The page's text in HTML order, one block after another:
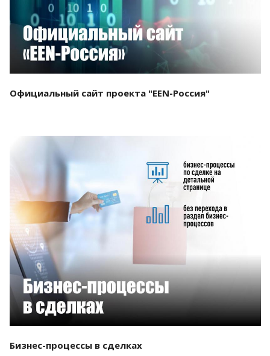
Официальный сайт проекта "EEN-Россия"
Бизнес-процессы в сделках